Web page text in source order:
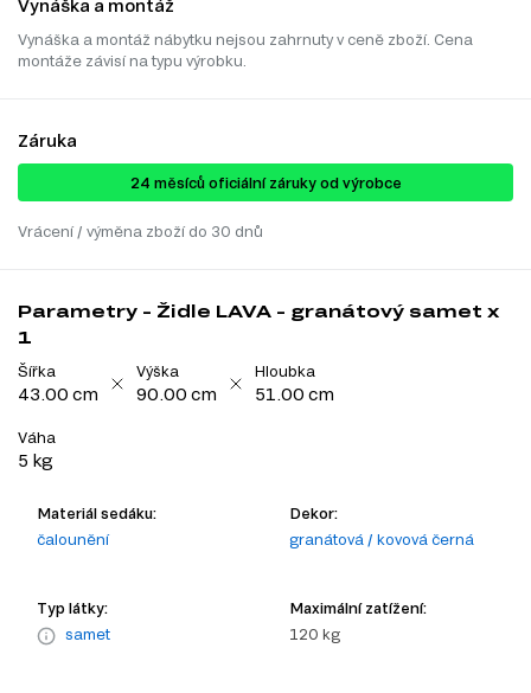
Vynáška a montáž
Vynáška a montáž nábytku nejsou zahrnuty v ceně zboží. Cena
montáže závisí na typu výrobku.
Záruka
24 ​​​​měsíců oficiální záruky od výrobce
Vrácení / výměna zboží do 30 dnů
Parametry - Židle LAVA - granátový samet x
1
Šířka
43.00 cm
Výška
90.00 cm
Hloubka
51.00 cm
Váha
5 kg
Materiál sedáku:
čalounění
Dekor:
granátová / kovová černá
Typ látky:
samet
Maximální zatížení:
120 kg